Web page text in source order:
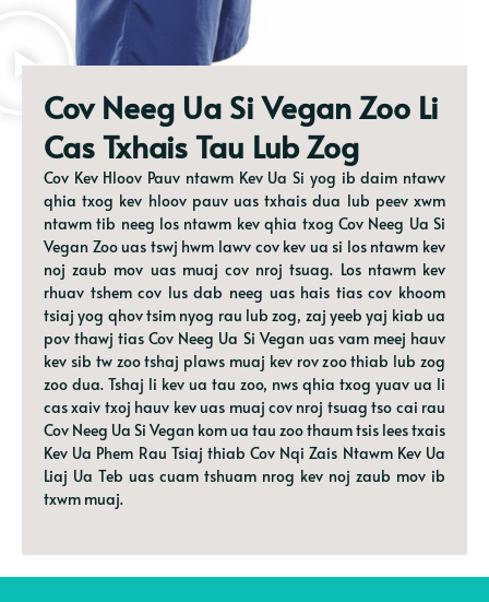
Cov Neeg Ua Si Vegan Zoo Li
Cas Txhais Tau Lub Zog
Cov Kev Hloov Pauv ntawm Kev Ua Si yog ib daim ntawv
qhia txog kev hloov pauv uas txhais dua lub peev xwm
ntawm tib neeg los ntawm kev qhia txog Cov Neeg Ua Si
Vegan Zoo uas tswj hwm lawv cov kev ua si los ntawm kev
noj zaub mov uas muaj cov nroj tsuag. Los ntawm kev
rhuav tshem cov lus dab neeg uas hais tias cov khoom
tsiaj yog qhov tsim nyog rau lub zog, zaj yeeb yaj kiab ua
pov thawj tias Cov Neeg Ua Si Vegan uas vam meej hauv
kev sib tw zoo tshaj plaws muaj kev rov zoo thiab lub zog
zoo dua. Tshaj li kev ua tau zoo, nws qhia txog yuav ua li
cas xaiv txoj hauv kev uas muaj cov nroj tsuag tso cai rau
Cov Neeg Ua Si Vegan kom ua tau zoo thaum tsis lees txais
Kev Ua Phem Rau Tsiaj thiab Cov Nqi Zais Ntawm Kev Ua
Liaj Ua Teb uas cuam tshuam nrog kev noj zaub mov ib
txwm muaj.